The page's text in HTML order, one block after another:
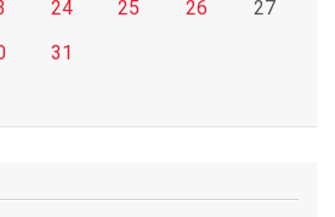
24 25 26
27
31